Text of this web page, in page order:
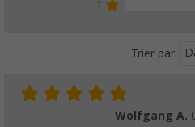
1
Trier par
Wolfgang A.